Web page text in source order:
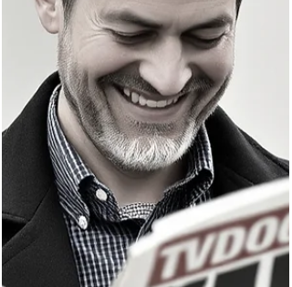
Banknoten ab 1871" ist dieser Schein unter
220 gelistet, aber mit Unterdruck-Buchstaben
und Kenn-Nummern und bestimmten Stempeln.
Meine Frage wäre nun: Wie schätzen Sie diesen
Schein ein, gibt es solche Scheine? Ich glaube
eigentlich an keine Fälschung, da ja auch ei